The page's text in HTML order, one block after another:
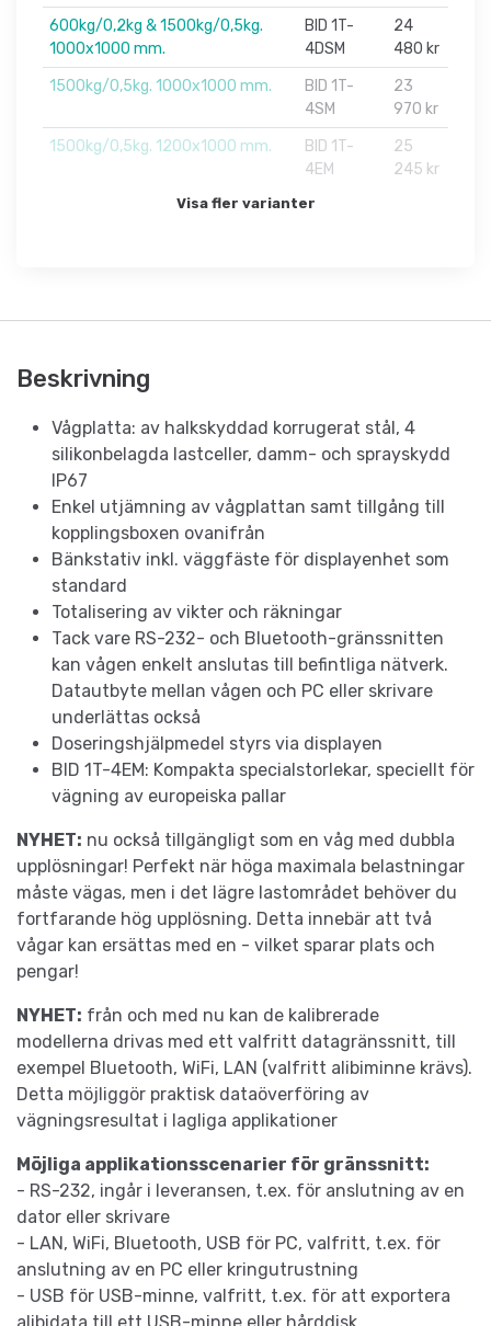
600kg/0,2kg & 1500kg/0,5kg.
1000x1000 mm.
BID 1T-
4DSM
24
480 kr
1500kg/0,5kg. 1000x1000 mm.
BID 1T-
4SM
23
970 kr
1500kg/0,5kg. 1200x1000 mm.
BID 1T-
4EM
25
245 kr
Visa fler varianter
Beskrivning
Vågplatta: av halkskyddad korrugerat stål, 4
silikonbelagda lastceller, damm- och sprayskydd
IP67
Enkel utjämning av vågplattan samt tillgång till
kopplingsboxen ovanifrån
Bänkstativ inkl. väggfäste för displayenhet som
standard
Totalisering av vikter och räkningar
Tack vare RS-232- och Bluetooth-gränssnitten
kan vågen enkelt anslutas till befintliga nätverk.
Datautbyte mellan vågen och PC eller skrivare
underlättas också
Doseringshjälpmedel styrs via displayen
BID 1T-4EM: Kompakta specialstorlekar, speciellt för
vägning av europeiska pallar
NYHET: nu också tillgängligt som en våg med dubbla
upplösningar! Perfekt när höga maximala belastningar
måste vägas, men i det lägre lastområdet behöver du
fortfarande hög upplösning. Detta innebär att två
vågar kan ersättas med en - vilket sparar plats och
pengar!
NYHET: från och med nu kan de kalibrerade
modellerna drivas med ett valfritt datagränssnitt, till
exempel Bluetooth, WiFi, LAN (valfritt alibiminne krävs).
Detta möjliggör praktisk dataöverföring av
vägningsresultat i lagliga applikationer
Möjliga applikationsscenarier för gränssnitt:
- RS-232, ingår i leveransen, t.ex. för anslutning av en
dator eller skrivare
- LAN, WiFi, Bluetooth, USB för PC, valfritt, t.ex. för
anslutning av en PC eller kringutrustning
- USB för USB-minne, valfritt, t.ex. för att exportera